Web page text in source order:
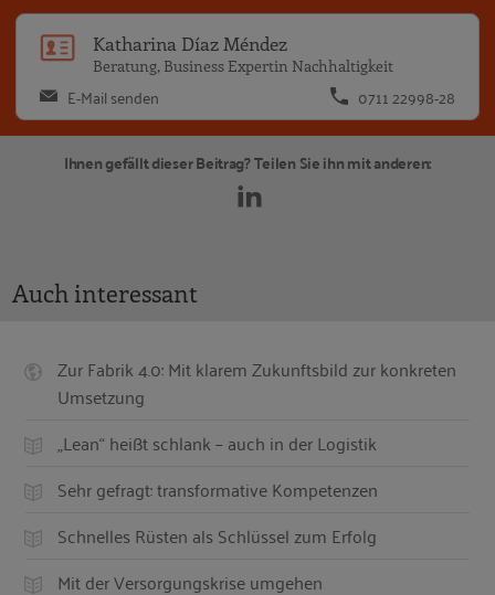
Katharina Díaz Méndez
Beratung, Business Expertin Nachhaltigkeit
E-Mail senden 0711 22998-28
Ihnen gefällt dieser Beitrag? Teilen Sie ihn mit anderen:
Auch interessant
Zur Fabrik 4.0: Mit klarem Zukunftsbild zur konkreten
Umsetzung
„Lean“ heißt schlank – auch in der Logistik
Sehr gefragt: transformative Kompetenzen
Schnelles Rüsten als Schlüssel zum Erfolg
Mit der Versorgungskrise umgehen